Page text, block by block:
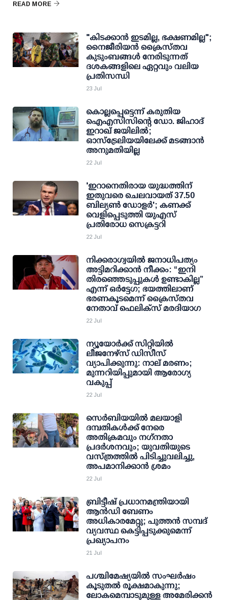
READ MORE
"കിടക്കാൻ ഇടമില്ല, ഭക്ഷണമില്ല";
നൈജീരിയൻ ക്രൈസ്തവ
കുടുംബങ്ങൾ നേരിടുന്നത്
ദശകങ്ങളിലെ ഏറ്റവും വലിയ
പ്രതിസന്ധി
23 Jul
കൊല്ലപ്പെട്ടെന്ന് കരുതിയ
ഐഎസിസിന്റെ ഡോ. ജിഹാദ്
ഇറാഖ് ജയിലിൽ;
ഓസ്ട്രേലിയയിലേക്ക് മടങ്ങാൻ
അനുമതിയില്ല
22 Jul
'ഇറാനെതിരായ യുദ്ധത്തിന്
ഇതുവരെ ചെലവായത് 37.50
ബില്യണ്‍ ഡോളര്‍'; കണക്ക്
വെളിപ്പെടുത്തി യുഎസ്
പ്രതിരോധ സെക്രട്ടറി
22 Jul
നിക്കരാഗ്വയിൽ ജനാധിപത്യം
അട്ടിമറിക്കാൻ നീക്കം: “ഇനി
തിരഞ്ഞെടുപ്പുകൾ ഉണ്ടാകില്ല”
എന്ന് ഒർട്ടേഗ; ഭയത്തിലാണ്
ഭരണകൂടമെന്ന് ക്രൈസ്തവ
നേതാവ് ഫെലിക്സ് മരദിയാഗ
22 Jul
ന്യൂയോര്‍ക്ക് സിറ്റിയില്‍
ലീജനേഴ്‌സ് ഡിസീസ്
വ്യാപിക്കുന്നു: നാല് മരണം;
മുന്നറിയിപ്പുമായി ആരോഗ്യ
വകുപ്പ്
22 Jul
സെര്‍ബിയയില്‍ മലയാളി
ദമ്പതികള്‍ക്ക് നേരെ
അതിക്രമവും നഗ്‌നതാ
പ്രദര്‍ശനവും; യുവതിയുടെ
വസ്ത്രത്തില്‍ പിടിച്ചുവലിച്ചു,
അപമാനിക്കാന്‍ ശ്രമം
22 Jul
ബ്രിട്ടീഷ് പ്രധാനമന്ത്രിയായി
ആന്‍ഡി ബേണം
അധികാരമേറ്റു; പുത്തന്‍ സമ്പദ്
വ്യവസ്ഥ കെട്ടിപ്പടുക്കുമെന്ന്
പ്രഖ്യാപനം
21 Jul
പശ്ചിമേഷ്യയില്‍ സംഘര്‍ഷം
കൂടുതല്‍ രൂക്ഷമാകുന്നു;
ലോകമെമ്പാടുമുള്ള അമേരിക്കന്‍